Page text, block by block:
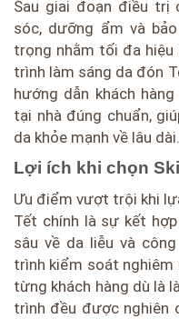
Sau giai đoạn điều trị
sóc, dưỡng ẩm và
trọng nhằm tối đa hiệu
trình làm sáng da đón
hướng dẫn khách
tại nhà đúng chuẩn,
da khỏe mạnh về lâu dài.
Lợi ích khi chọn
Ưu điểm vượt trội khi
Tết chính là sự kết
sâu về da liễu và
trình kiểm soát nghiêm
từng khách hàng dù là
trình đều được nghiên